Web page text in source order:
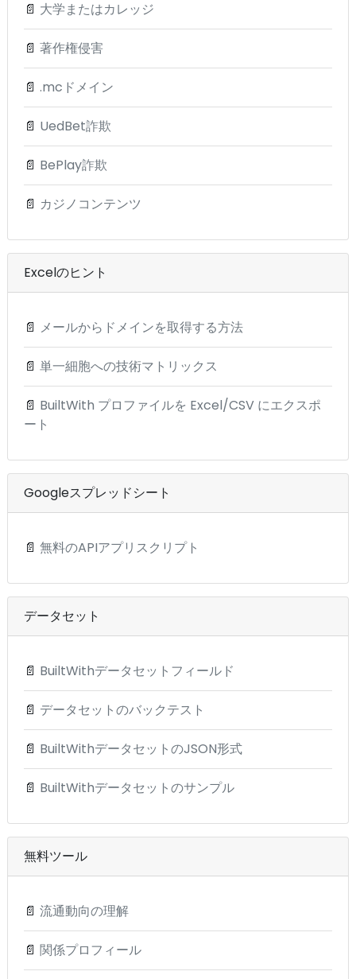
📄 大学またはカレッジ
📄 著作権侵害
📄 .mcドメイン
📄 UedBet詐欺
📄 BePlay詐欺
📄 カジノコンテンツ
Excelのヒント
📄 メールからドメインを取得する方法
📄 単一細胞への技術マトリックス
📄 BuiltWith プロファイルを Excel/CSV にエクスポ
ート
Googleスプレッドシート
📄 無料のAPIアプリスクリプト
データセット
📄 BuiltWithデータセットフィールド
📄 データセットのバックテスト
📄 BuiltWithデータセットのJSON形式
📄 BuiltWithデータセットのサンプル
無料ツール
📄 流通動向の理解
📄 関係プロフィール